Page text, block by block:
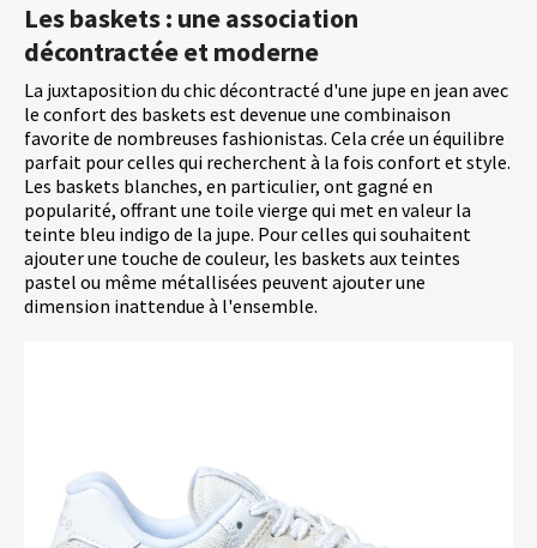
Les baskets : une association
décontractée et moderne
La juxtaposition du chic décontracté d'une jupe en jean avec
le confort des baskets est devenue une combinaison
favorite de nombreuses fashionistas. Cela crée un équilibre
parfait pour celles qui recherchent à la fois confort et style.
Les baskets blanches, en particulier, ont gagné en
popularité, offrant une toile vierge qui met en valeur la
teinte bleu indigo de la jupe. Pour celles qui souhaitent
ajouter une touche de couleur, les baskets aux teintes
pastel ou même métallisées peuvent ajouter une
dimension inattendue à l'ensemble.